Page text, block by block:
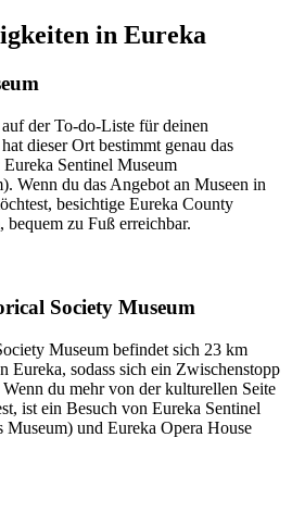
in Eureka
der To-do-Liste für deinen
dieser Ort bestimmt genau das
Sentinel Museum
Wenn du das Angebot an Museen in
besichtige Eureka County
zu Fuß erreichbar.
Society Museum
Museum befindet sich 23 km
Eureka, sodass sich ein Zwischenstopp
du mehr von der kulturellen Seite
ist ein Besuch von Eureka Sentinel
und Eureka Opera House